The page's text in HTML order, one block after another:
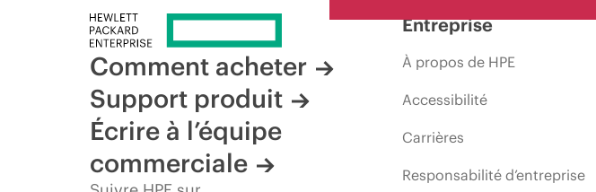
Comment acheter
Support produit
Écrire à l’équipe
commerciale
Entreprise
À propos de HPE
Accessibilité
Carrières
Responsabilité d’entreprise